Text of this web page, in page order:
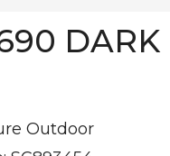
DARK
Outdoor